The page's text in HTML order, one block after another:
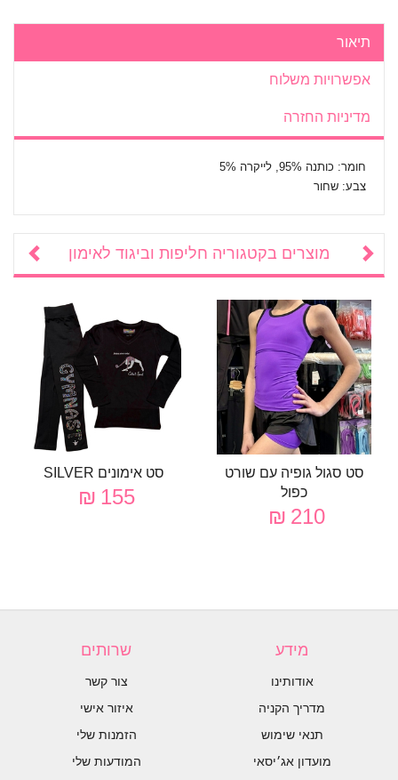
תיאור
אפשרויות משלוח
מדיניות החזרה
חומר: כותנה 95%, לייקרה 5%
צבע: שחור
מוצרים בקטגוריה חליפות וביגוד לאימון
סט סגול גופיה עם שורט
כפול
210 ₪
סט אימונים SILVER
155 ₪
מידע
אודותינו
מדריך הקניה
תנאי שימוש
מועדון אג׳יסאי
שרותים
צור קשר
איזור אישי
הזמנות שלי
המודעות שלי